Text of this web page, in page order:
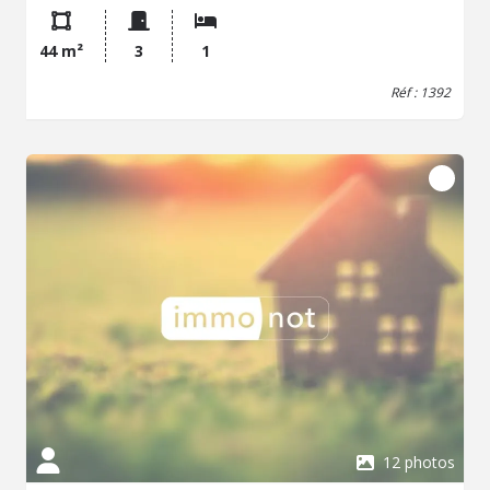
bains (meuble vasque et baignoire) et des toilettes
séparés. Chauffage collectif au sol au gaz. Loué 750 EUR
+ 100 EUR de provisions pour charges. Service de
gardiennage. Travaux de rafraichissement et de remises
44 m² 3 1
Réf : 1392
12 photos